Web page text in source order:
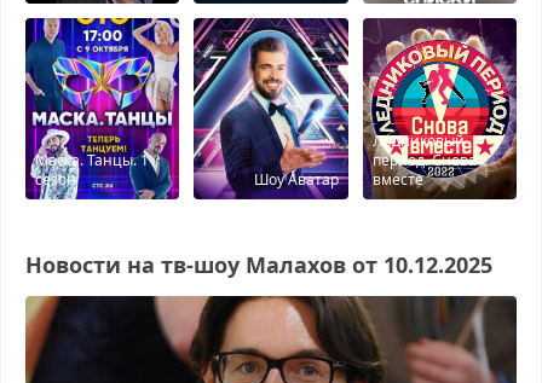
Маска. Танцы. 1
сезон
Шоу Аватар
Ледниковый
период. Снова
вместе
Новости на тв-шоу Малахов от 10.12.2025